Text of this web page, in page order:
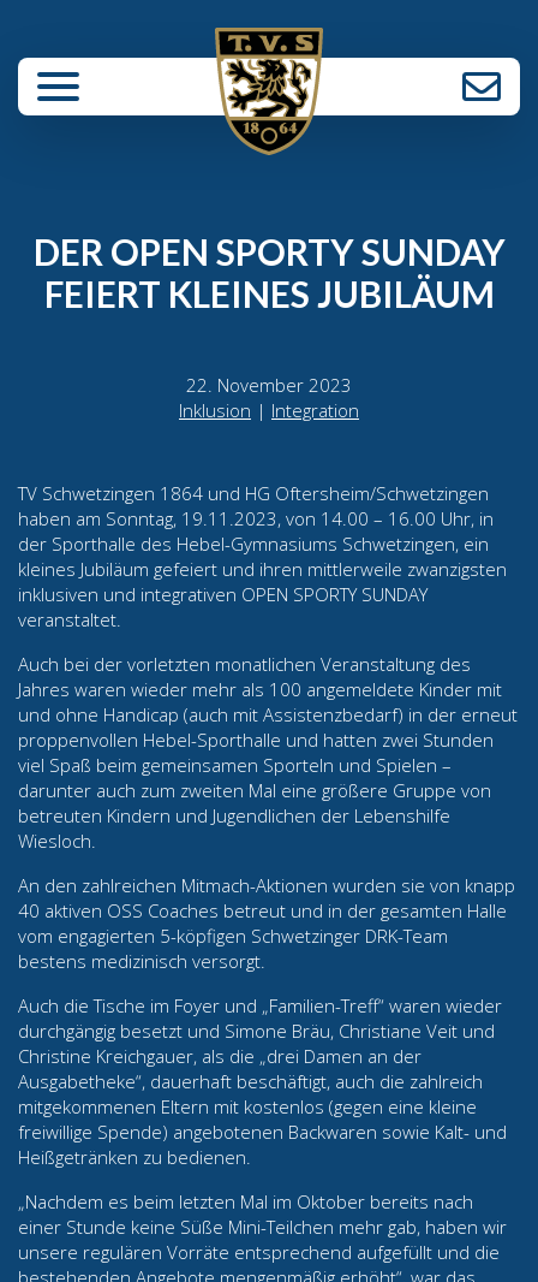
schließen
DER OPEN SPORTY SUNDAY
FEIERT KLEINES JUBILÄUM
22. November 2023
Inklusion | Integration
TV Schwetzingen 1864 und HG Oftersheim/Schwetzingen
haben am Sonntag, 19.11.2023, von 14.00 – 16.00 Uhr, in
der Sporthalle des Hebel-Gymnasiums Schwetzingen, ein
kleines Jubiläum gefeiert und ihren mittlerweile zwanzigsten
inklusiven und integrativen OPEN SPORTY SUNDAY
veranstaltet.
Auch bei der vorletzten monatlichen Veranstaltung des
Jahres waren wieder mehr als 100 angemeldete Kinder mit
und ohne Handicap (auch mit Assistenzbedarf) in der erneut
proppenvollen Hebel-Sporthalle und hatten zwei Stunden
viel Spaß beim gemeinsamen Sporteln und Spielen –
darunter auch zum zweiten Mal eine größere Gruppe von
betreuten Kindern und Jugendlichen der Lebenshilfe
Wiesloch.
An den zahlreichen Mitmach-Aktionen wurden sie von knapp
40 aktiven OSS Coaches betreut und in der gesamten Halle
vom engagierten 5-köpfigen Schwetzinger DRK-Team
bestens medizinisch versorgt.
Auch die Tische im Foyer und „Familien-Treff“ waren wieder
durchgängig besetzt und Simone Bräu, Christiane Veit und
Christine Kreichgauer, als die „drei Damen an der
Ausgabetheke“, dauerhaft beschäftigt, auch die zahlreich
mitgekommenen Eltern mit kostenlos (gegen eine kleine
freiwillige Spende) angebotenen Backwaren sowie Kalt- und
Heißgetränken zu bedienen.
„Nachdem es beim letzten Mal im Oktober bereits nach
einer Stunde keine Süße Mini-Teilchen mehr gab, haben wir
unsere regulären Vorräte entsprechend aufgefüllt und die
bestehenden Angebote mengenmäßig erhöht“, war das